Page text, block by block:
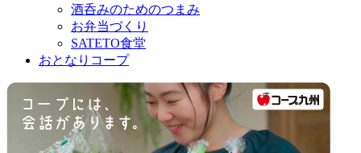
酒呑みのためのつまみ
お弁当づくり
SATETO食堂
おとなりコープ